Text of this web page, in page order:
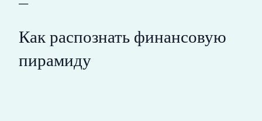
—
Как распознать финансовую
пирамиду